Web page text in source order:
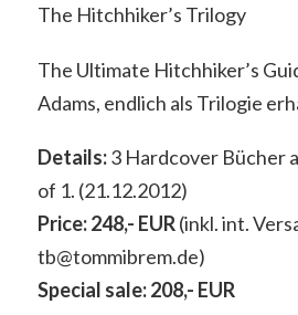
The Hitchhiker’s Trilogy
The Ultimate Hitchhiker’s
Adams, endlich als Trilogie
Details:3 Hardcover Bücher
of 1. (21.12.2012)
Price: 248,- EUR(inkl. int.
tb@tommibrem.de)
Special sale: 208,- EUR